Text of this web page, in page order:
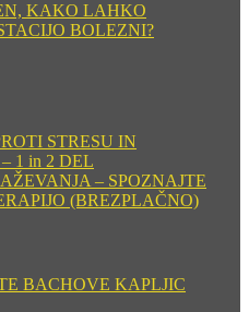
KAKO LAHKO
BOLEZNI?
STRESU IN
1 in 2 DEL
– SPOZNAJTE
(BREZPLAČNO)
BACHOVE KAPLJIC